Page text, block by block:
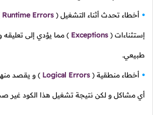
أخطاء تحدث أثناء التشغيل (
Runtime Errors
إستثناءات (
Exceptions
) مما يؤدي إلى
طبيعي.
أخطاء منطقية (
Logical Errors
) و يقصد
أي مشاكل و لكن نتيجة تشغيل هذا الكود غير